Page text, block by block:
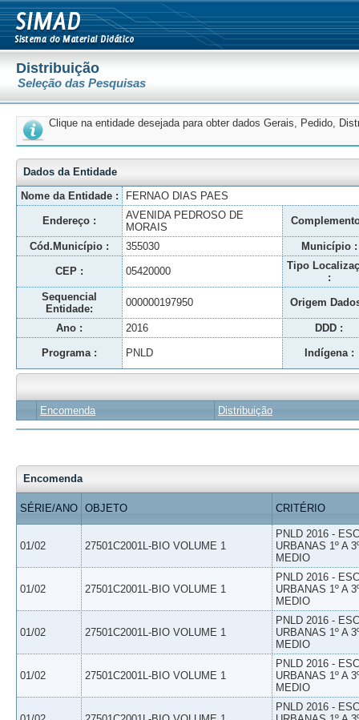
Distribuição
Seleção das Pesquisas
Clique na entidade desejada para obter dados Gerais, Pedido,
Dados da Entidade
Nome da Entidade :
FERNAO DIAS PAES
Endereço :
AVENIDA PEDROSO DE
MORAIS
Cód.Município : 355030 Município :
CEP : 05420000
Tipo
:
Sequencial
Entidade:
000000197950 Origem
Ano : 2016 DDD :
Programa : PNLD Indígena :
Encomenda Distribuição
Encomenda
SÉRIE/ANO OBJETO CRITÉRIO
01/02 27501C2001L-BIO VOLUME 1
PNLD 2016 -
URBANAS 1º A
MEDIO
01/02 27501C2001L-BIO VOLUME 1
PNLD 2016 -
URBANAS 1º A
MEDIO
01/02 27501C2001L-BIO VOLUME 1
PNLD 2016 -
URBANAS 1º A
MEDIO
01/02 27501C2001L-BIO VOLUME 1
PNLD 2016 -
URBANAS 1º A
MEDIO
PNLD 2016 -